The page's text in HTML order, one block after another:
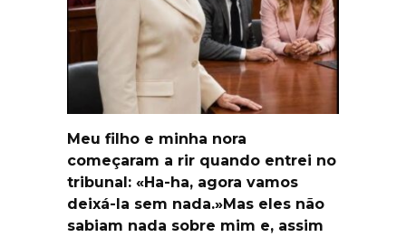
Meu filho e minha nora
começaram a rir quando entrei no
tribunal: «Ha-ha, agora vamos
deixá-la sem nada.»Mas eles não
sabiam nada sobre mim e, assim